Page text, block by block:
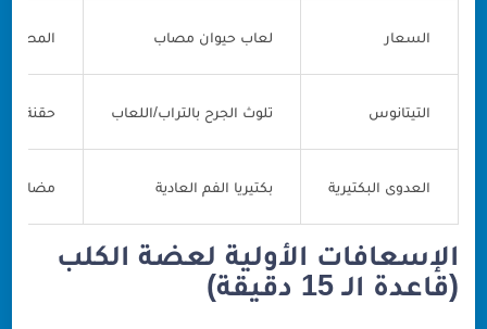
السعار لعاب حيوان مصاب المصل
التيتانوس تلوث الجرح بالتراب/اللعاب حقنة
العدوى البكتيرية بكتيريا الفم العادية مضاد
الإسعافات الأولية لعضة الكلب
(قاعدة الـ 15 دقيقة)